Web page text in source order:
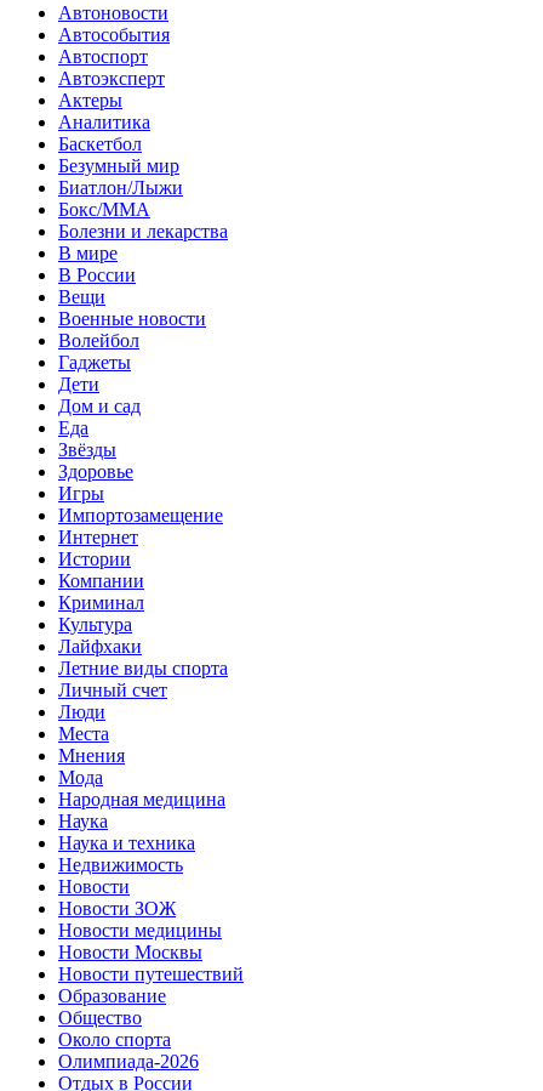
Автоновости
Автособытия
Автоспорт
Автоэксперт
Актеры
Аналитика
Баскетбол
Безумный мир
Биатлон/Лыжи
Бокс/MMA
Болезни и лекарства
В мире
В России
Вещи
Военные новости
Волейбол
Гаджеты
Дети
Дом и сад
Еда
Звёзды
Здоровье
Игры
Импортозамещение
Интернет
Истории
Компании
Криминал
Культура
Лайфхаки
Летние виды спорта
Личный счет
Люди
Места
Мнения
Мода
Народная медицина
Наука
Наука и техника
Недвижимость
Новости
Новости ЗОЖ
Новости медицины
Новости Москвы
Новости путешествий
Образование
Общество
Около спорта
Олимпиада-2026
Отдых в России